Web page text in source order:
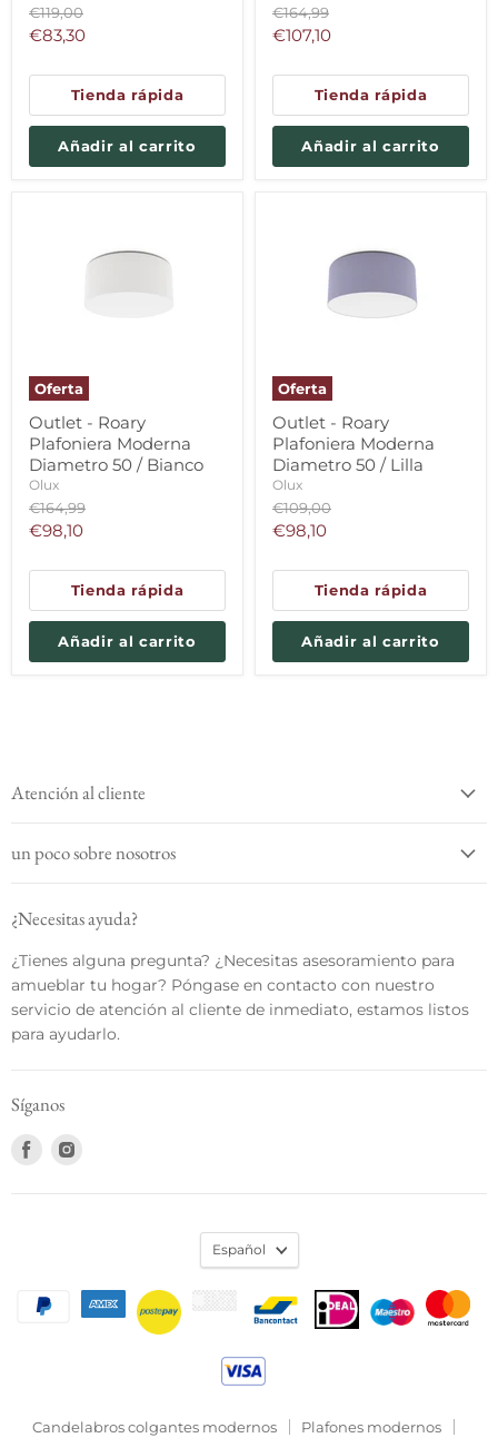
Precio
original
€119,00
Precio
€83,30
Tienda rápida
Añadir al carrito
Precio
original
€164,99
Precio
€107,10
Tienda rápida
Añadir al carrito
Oferta
Outlet - Roary
Plafoniera Moderna
Diametro 50 / Bianco
Olux
Precio
original
€164,99
Precio
€98,10
Tienda rápida
Añadir al carrito
Oferta
Outlet - Roary
Plafoniera Moderna
Diametro 50 / Lilla
Olux
Precio
original
€109,00
Precio
€98,10
Tienda rápida
Añadir al carrito
Atención al cliente
un poco sobre nosotros
¿Necesitas ayuda?
¿Tienes alguna pregunta? ¿Necesitas asesoramiento para
amueblar tu hogar? Póngase en contacto con nuestro
servicio de atención al cliente de inmediato, estamos listos
para ayudarlo.
Síganos
Encuéntrenos
Candelabros colgantes modernos Plafones modernos
Español